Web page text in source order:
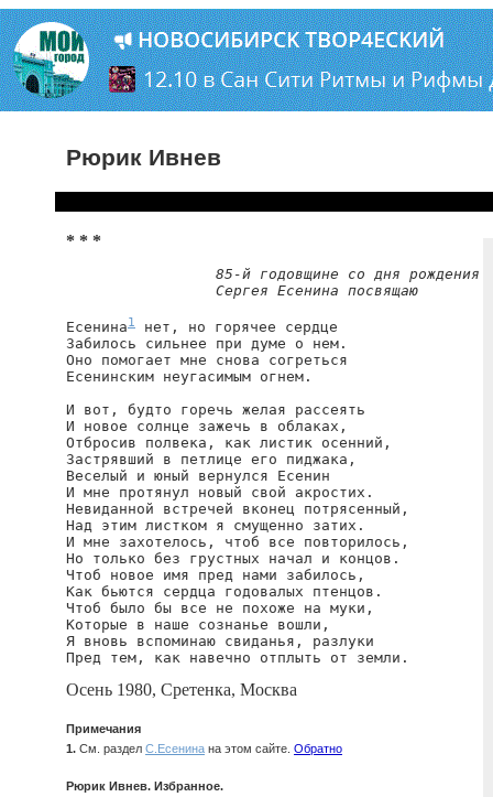
Рюрик Ивнев
* * *
85-й годовщине со дня рождения
                 Сергея Есенина посвящаю
Есенина1
нет, но горячее сердце
Забилось сильнее при думе о нем.
Оно помогает мне снова согреться
Есенинским неугасимым огнем.
И вот, будто горечь желая рассеять
И новое солнце зажечь в облаках,
Отбросив полвека, как листик осенний,
Застрявший в петлице его пиджака,
Веселый и юный вернулся Есенин
И мне протянул новый свой акростих.
Невиданной встречей вконец потрясенный,
Над этим листком я смущенно затих.
И мне захотелось, чтоб все повторилось,
Но только без грустных начал и концов.
Чтоб новое имя пред нами забилось,
Как бьются сердца годовалых птенцов.
Чтоб было бы все не похоже на муки,
Которые в наше сознанье вошли,
Я вновь вспоминаю свиданья, разлуки
Пред тем, как навечно отплыть от земли.
Осень 1980, Сретенка, Москва
Примечания
1. См. раздел С.Есенина на этом сайте. Обратно
Рюрик Ивнев. Избранное.